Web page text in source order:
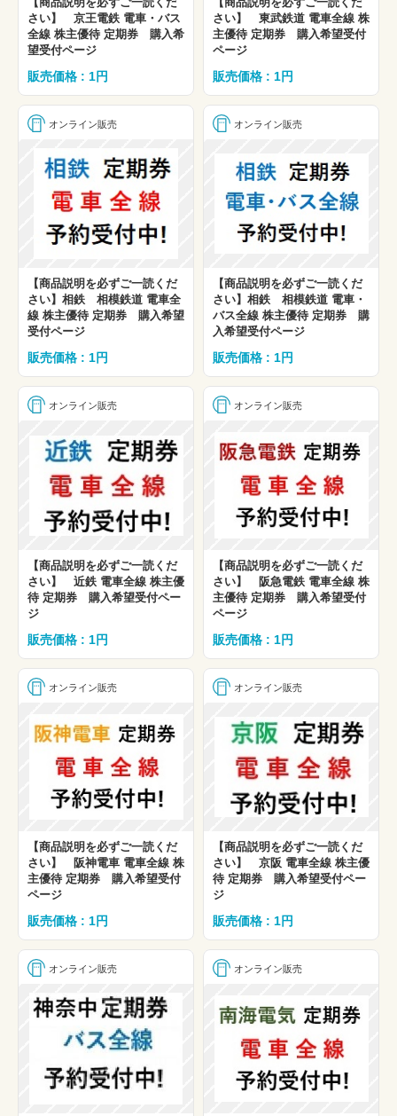
さい】 京王電鉄 電車・バス
全線 株主優待 定期券 購入希
望受付ページ
販売価格 : 1円
さい】 東武鉄道 電車全線 株
主優待 定期券 購入希望受付
ページ
販売価格 : 1円
オンライン販売
【商品説明を必ずご一読くだ
さい】相鉄 相模鉄道 電車全
線 株主優待 定期券 購入希望
受付ページ
販売価格 : 1円
オンライン販売
【商品説明を必ずご一読くだ
さい】相鉄 相模鉄道 電車・
バス全線 株主優待 定期券 購
入希望受付ページ
販売価格 : 1円
オンライン販売
【商品説明を必ずご一読くだ
さい】 近鉄 電車全線 株主優
待 定期券 購入希望受付ペー
ジ
販売価格 : 1円
オンライン販売
【商品説明を必ずご一読くだ
さい】 阪急電鉄 電車全線 株
主優待 定期券 購入希望受付
ページ
販売価格 : 1円
オンライン販売
【商品説明を必ずご一読くだ
さい】 阪神電車 電車全線 株
主優待 定期券 購入希望受付
ページ
販売価格 : 1円
オンライン販売
【商品説明を必ずご一読くだ
さい】 京阪 電車全線 株主優
待 定期券 購入希望受付ペー
ジ
販売価格 : 1円
オンライン販売 オンライン販売